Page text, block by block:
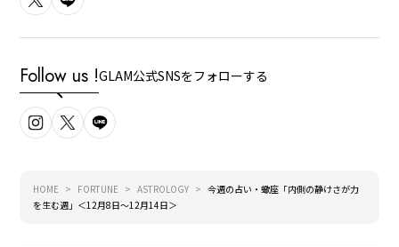
Follow us !GLAM公式SNSをフォローする
HOME FORTUNE ASTROLOGY
今週の占い・蠍座「内側の静けさが力
を生む週」＜12月8日～12月14日＞